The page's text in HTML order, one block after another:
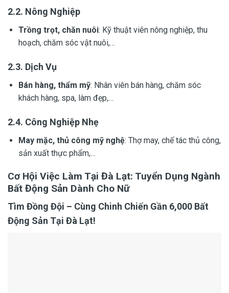
2.2. Nông Nghiệp
Trồng trọt, chăn nuôi: Kỹ thuật viên nông nghiệp, thu
hoạch, chăm sóc vật nuôi,…
2.3. Dịch Vụ
Bán hàng, thẩm mỹ: Nhân viên bán hàng, chăm sóc
khách hàng, spa, làm đẹp,…
2.4. Công Nghiệp Nhẹ
May mặc, thủ công mỹ nghệ: Thợ may, chế tác thủ công,
sản xuất thực phẩm,…
Cơ Hội Việc Làm Tại Đà Lạt: Tuyển Dụng Ngành
Bất Động Sản Dành Cho Nữ
Tìm Đồng Đội – Cùng Chinh Chiến Gần 6,000 Bất
Động Sản Tại Đà Lạt!